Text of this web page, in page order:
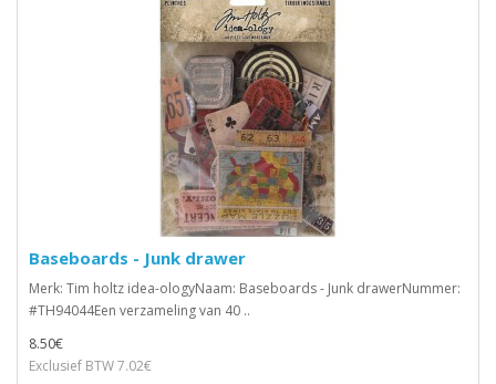
Baseboards - Junk drawer
Merk: Tim holtz idea-ologyNaam: Baseboards - Junk drawerNummer:
#TH94044Een verzameling van 40 ..
8.50€
Exclusief BTW 7.02€